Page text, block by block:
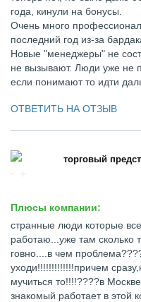
года, кинули на бонусы.
Очень много
последний год из-за
Новые "менеджеры" не
не вызывают. Люди уже не
если понимают то идти
ОТВЕТИТЬ НА ОТЗЫВ
торговый
Плюсы компании:
странные люди которые
работаю...уже там сколько
говно....в чем
уходи!!!!!!!!!!!!!причем
мучиться то!!!!????в
знакомый работает в этой